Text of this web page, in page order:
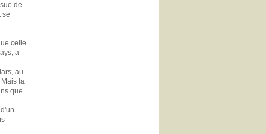
de
se
celle
a
au-
la
que